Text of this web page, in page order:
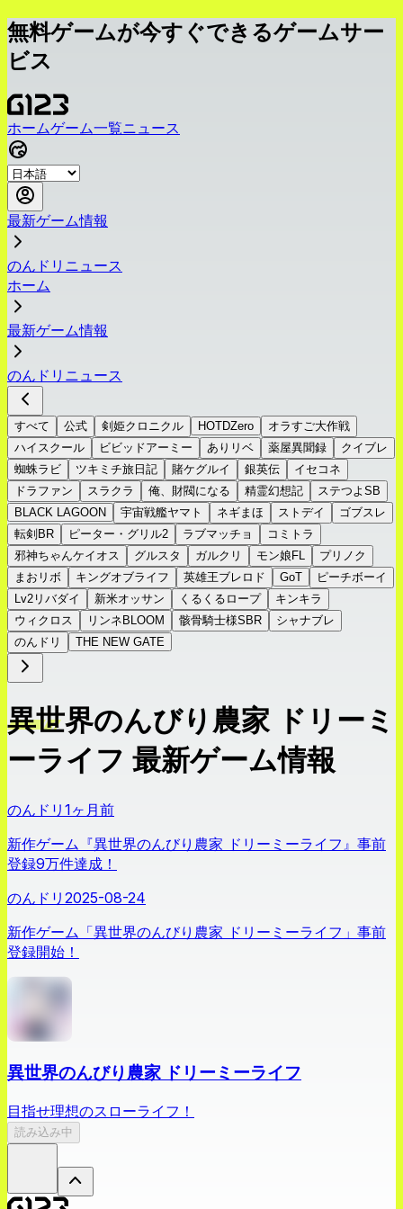
無料ゲームが今すぐできるゲームサー
ビス
ホームゲーム一覧ニュース
最新ゲーム情報
のんドリニュース
ホーム
最新ゲーム情報
のんドリニュース
すべて 公式 剣姫クロニクル HOTDZero
オラすご大作戦
ハイスクール
ビビッドアーミー ありリベ 薬屋異聞録
クイブレ
蜘蛛ラビ
ツキミチ旅日記 賭ケグルイ 銀英伝
イセコネ
ドラファン
スラクラ 俺、財閥になる 精霊幻想記
ステつよSB
BLACK LAGOON
宇宙戦艦ヤマト ネギまほ ストデイ
ゴブスレ
転剣BR
ピーター・グリル2 ラブマッチョ
コミトラ
邪神ちゃんケイオス
グルスタ ガルクリ モン娘FL
プリノク
まおリボ
キングオブライフ 英雄王ブレロド GoT
ピーチボーイ
Lv2リバダイ
新米オッサン くるくるロープ
キンキラ
ウィクロス
リンネBLOOM 骸骨騎士様SBR
シャナブレ
のんドリ
THE NEW GATE
異世界のんびり農家 ドリーミ
ーライフ 最新ゲーム情報
のんドリ 1ヶ月前
新作ゲーム『異世界のんびり農家 ドリーミーライフ』事前
登録9万件達成！
のんドリ 2025-08-24
新作ゲーム「異世界のんびり農家 ドリーミーライフ」事前
登録開始！
異世界のんびり農家 ドリーミーライフ
目指せ理想のスローライフ！
読み込み中